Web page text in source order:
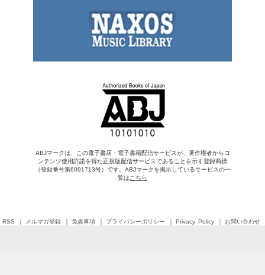
ABJマークは、この電子書店・電子書籍配信サービスが、著作権者からコ
ンテンツ使用許諾を得た正規版配信サービスであることを示す登録商標
（登録番号第6091713号）です。ABJマークを掲示しているサービスの一
覧は こちら
RSS メルマガ登録 免責事項 プライバシーポリシー Privacy Policy お問い合わせ